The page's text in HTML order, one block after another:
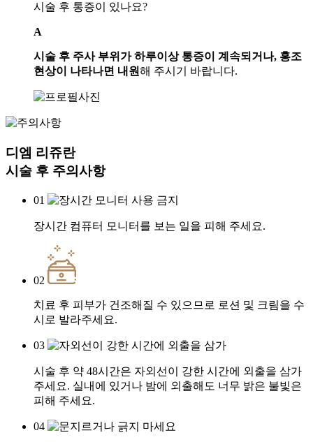
시술 후 통증이 있나요?
A
시술 후 주사 부위가 하루이상 통증이 계속되거나, 홍조
현상이 나타나면 내원해 주시기 바랍니다.
디엠 리쥬란
시술 후 주의사항
01
장시간 컴퓨터 모니터를 보는 일을 피해 주세요.
02
치료 후 피부가 건조해질 수 있으므로 로션 및 크림을 수
시로 발라주세요.
03
시술 후 약 48시간은 자외선이 강한 시간에 외출을 삼가
주세요. 실내에 있거나 밤에 외출해도 너무 밝은 불빛은
피해 주세요.
04